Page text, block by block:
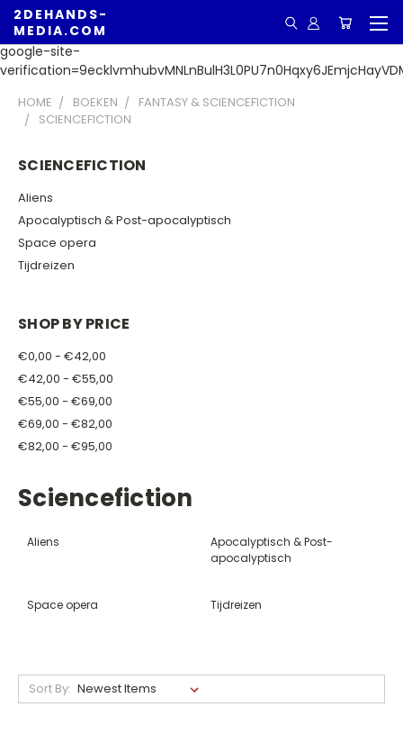
google-site-
2DEHANDS-
MEDIA.COM
HOME BOEKEN
FANTASY & SCIENCEFICTION
SCIENCEFICTION
SCIENCEFICTION
Aliens
Apocalyptisch & Post-apocalyptisch
Space opera
Tijdreizen
SHOP BY PRICE
€0,00 - €42,00
€42,00 - €55,00
€55,00 - €69,00
€69,00 - €82,00
€82,00 - €95,00
Sciencefiction
Aliens
Apocalyptisch & Post-
apocalyptisch
Space opera Tijdreizen
Sort By: